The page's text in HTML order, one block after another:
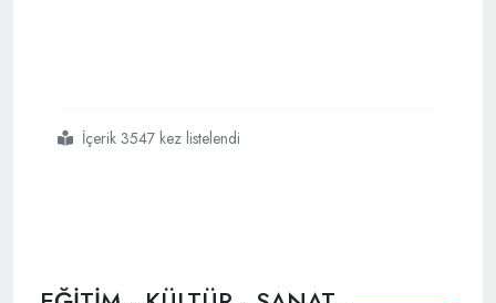
#ölçme
#seçme ve yerleştirme merkezi
#
#akademik personel ve lisansüstü eğitimi giriş sınavı
#
# İçerik 3547 kez listelendi